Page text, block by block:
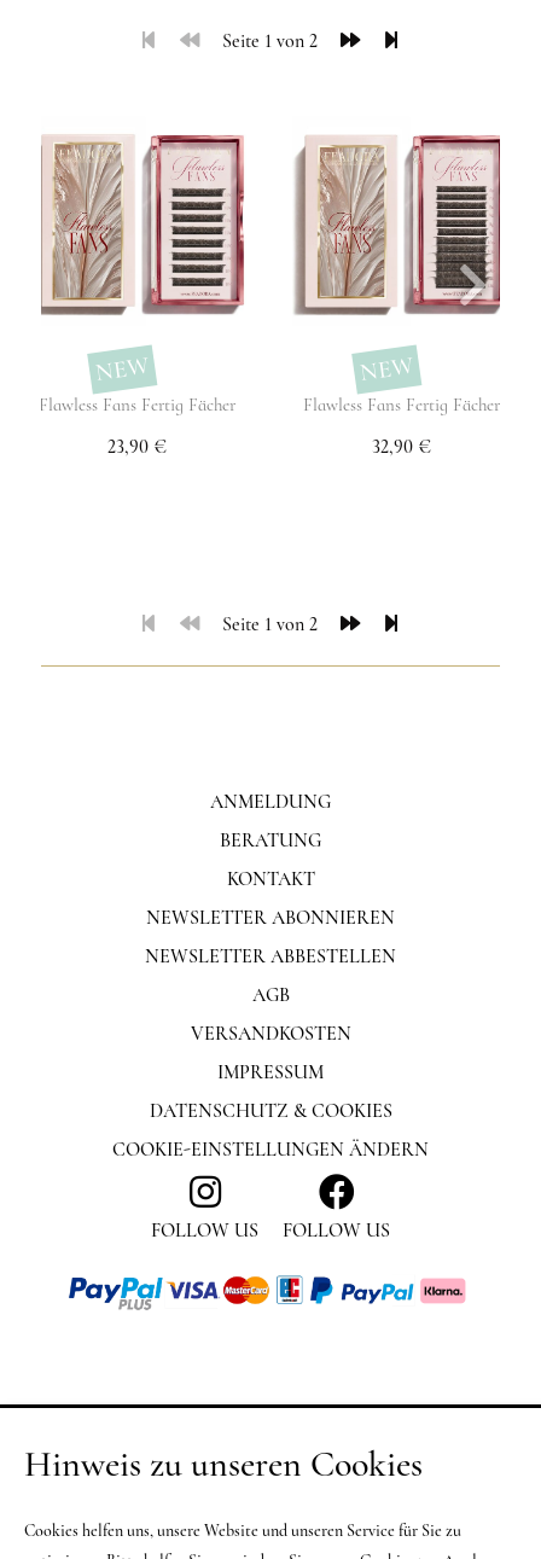
Seite 1 von 2
NEW
Flawless Fans Fertig Fächer
23,90 €
NEW
Flawless Fans Fertig Fächer
32,90 €
Seite 1 von 2
ANMELDUNG
BERATUNG
KONTAKT
NEWSLETTER ABONNIEREN
NEWSLETTER ABBESTELLEN
FOLLOW US FOLLOW US
AGB
VERSANDKOSTEN
IMPRESSUM
DATENSCHUTZ & COOKIES
COOKIE-EINSTELLUNGEN ÄNDERN
Hinweis zu unseren Cookies
Cookies helfen uns, unsere Website und unseren Service für Sie zu